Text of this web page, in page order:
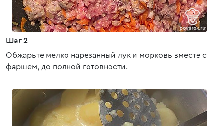
Шаг 2
Обжарьте мелко нарезанный лук и морковь вместе с
фаршем, до полной готовности.